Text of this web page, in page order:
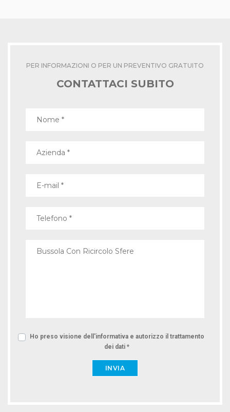
PER INFORMAZIONI O PER UN PREVENTIVO GRATUITO
CONTATTACI SUBITO
Ho preso visione dell'informativa e autorizzo il trattamento
dei dati *